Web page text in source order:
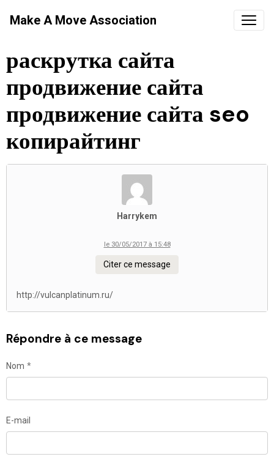
Make A Move Association
раскрутка сайта
продвижение сайта
продвижение сайта seo
копирайтинг
Harrykem
le 30/05/2017 à 15:48
Citer ce message
http://vulcanplatinum.ru/
Répondre à ce message
Nom
E-mail